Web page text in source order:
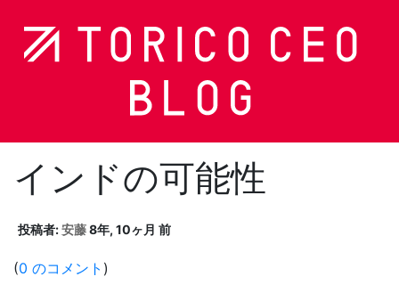
インドの可能性
投稿者:安藤8年, 10ヶ月 前
(0 のコメント )